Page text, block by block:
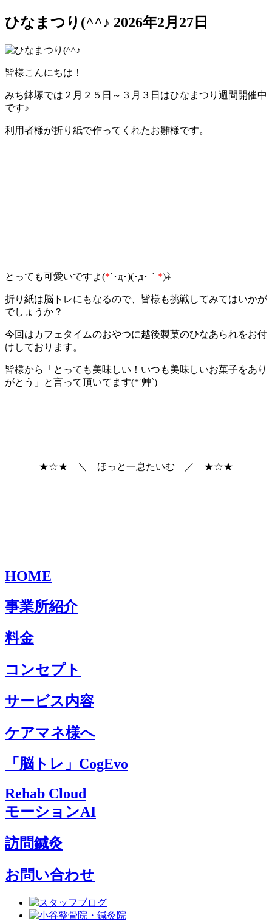
ひなまつり(^^♪ 2026年2月27日
皆様こんにちは！
みち鉢塚では２月２５日～３月３日はひなまつり週間開催中
です♪
利用者様が折り紙で作ってくれたお雛様です。
とっても可愛いですよ(*´･д･)(･д･｀ *)ﾈｰ
折り紙は脳トレにもなるので、皆様も挑戦してみてはいかが
でしょうか？
今回はカフェタイムのおやつに越後製菓のひなあられをお付
けしております。
皆様から「とっても美味しい！いつも美味しいお菓子をあり
がとう」と言って頂いてます(*′艸`)
★☆★ ＼ ほっと一息たいむ ／ ★☆★
HOME
事業所紹介
料金
コンセプト
サービス内容
ケアマネ様へ
「脳トレ」CogEvo
Rehab Cloud
モーションAI
訪問鍼灸
お問い合わせ